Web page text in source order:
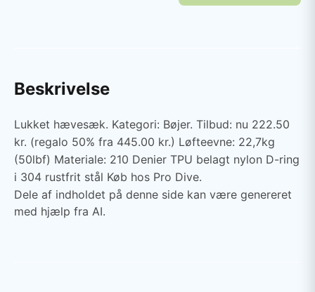
Beskrivelse
Lukket hævesæk. Kategori: Bøjer. Tilbud: nu 222.50
kr. (regalo 50% fra 445.00 kr.) Løfteevne: 22,7kg
(50lbf) Materiale: 210 Denier TPU belagt nylon D-ring
i 304 rustfrit stål Køb hos Pro Dive.
Dele af indholdet på denne side kan være genereret
med hjælp fra AI.